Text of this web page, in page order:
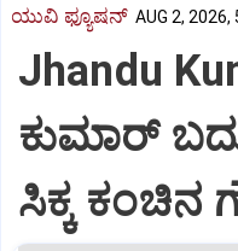
ಯುವಿ ಫ್ಯೂಷನ್ AUG 2, 2026,
Jhandu
ಕುಮಾರ್‌
ಸಿಕ್ಕ ಕಂಚಿನ